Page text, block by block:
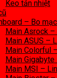
Keo tản nhiệt
– Bo
Main Asrock –
Main ASUS –
Main Colorful
Main
Main MSI –